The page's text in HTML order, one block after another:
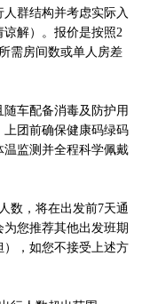
群结构并考虑实际入
解）。报价是按照2
需房间数或单人房差
车配备消毒及防护用
团前确保健康码绿码
监测并全程科学佩戴
数，将在出发前7天通
您推荐其他出发班期
，如您不接受上述方